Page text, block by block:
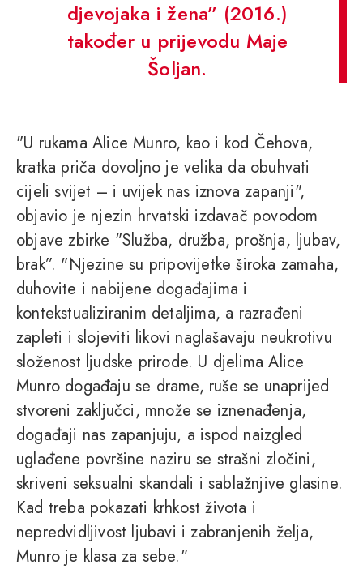
djevojaka i žena” (2016.)
također u prijevodu Maje
Šoljan.
"U rukama Alice Munro, kao i kod Čehova,
kratka priča dovoljno je velika da obuhvati
cijeli svijet – i uvijek nas iznova zapanji",
objavio je njezin hrvatski izdavač povodom
objave zbirke "Služba, družba, prošnja, ljubav,
brak”. "Njezine su pripovijetke široka zamaha,
duhovite i nabijene događajima i
kontekstualiziranim detaljima, a razrađeni
zapleti i slojeviti likovi naglašavaju neukrotivu
složenost ljudske prirode. U djelima Alice
Munro događaju se drame, ruše se unaprijed
stvoreni zaključci, množe se iznenađenja,
događaji nas zapanjuju, a ispod naizgled
uglađene površine naziru se strašni zločini,
skriveni seksualni skandali i sablažnjive glasine.
Kad treba pokazati krhkost života i
nepredvidljivost ljubavi i zabranjenih želja,
Munro je klasa za sebe."